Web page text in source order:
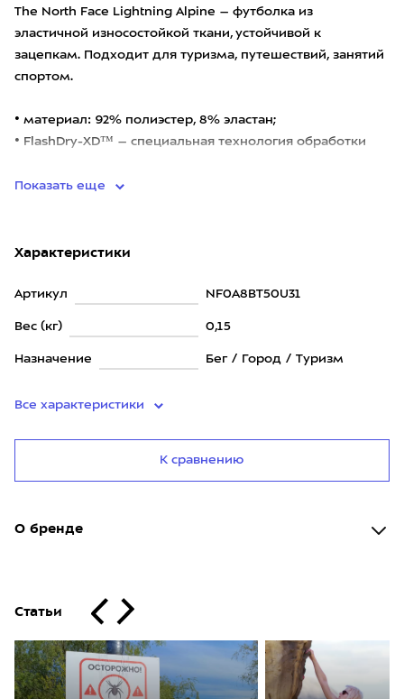
The North Face Lightning Alpine – футболка из
эластичной износостойкой ткани, устойчивой к
зацепкам. Подходит для туризма, путешествий, занятий
спортом.
• материал: 92% полиэстер, 8% эластан;
• FlashDry-XD™ – специальная технология обработки
Показать еще
Характеристики
Артикул NF0A8BT50U31
Вес (кг) 0,15
Назначение Бег / Город / Туризм
Все характеристики
К сравнению
О бренде
Статьи